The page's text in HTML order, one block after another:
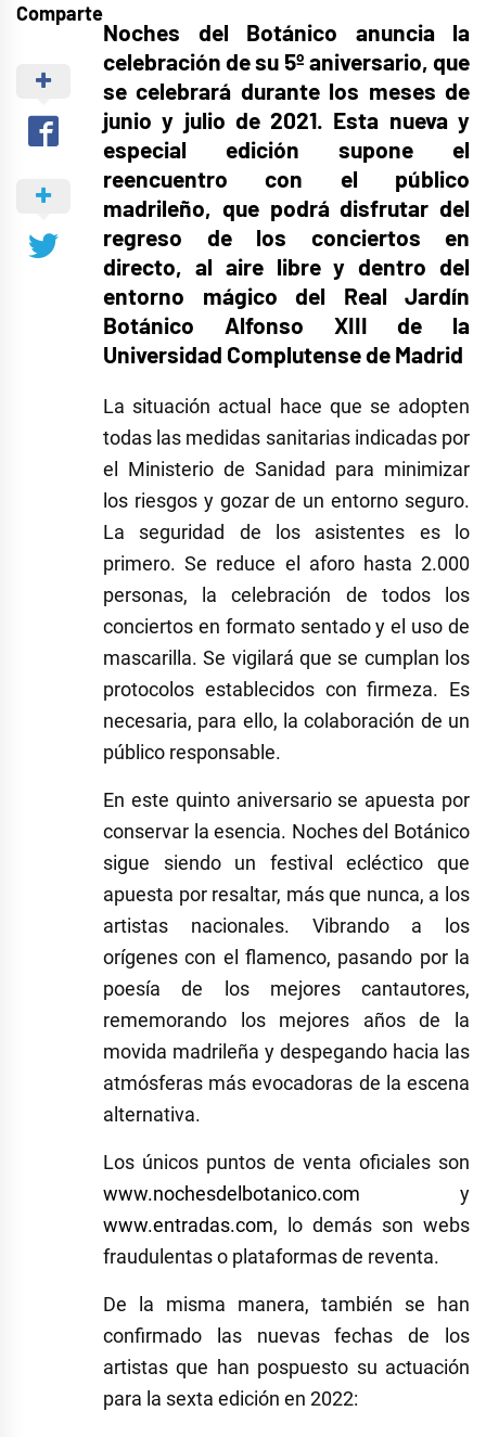
Comparte
Noches del Botánico anuncia la
celebración de su 5º aniversario, que
se celebrará durante los meses de
junio y julio de 2021. Esta nueva y
especial edición supone el
reencuentro con el público
madrileño, que podrá disfrutar del
regreso de los conciertos en
directo, al aire libre y dentro del
entorno mágico del Real Jardín
Botánico Alfonso XIII de la
Universidad Complutense de Madrid
La situación actual hace que se adopten
todas las medidas sanitarias indicadas por
el Ministerio de Sanidad para minimizar
los riesgos y gozar de un entorno seguro.
La seguridad de los asistentes es lo
primero. Se reduce el aforo hasta 2.000
personas, la celebración de todos los
conciertos en formato sentado y el uso de
mascarilla. Se vigilará que se cumplan los
protocolos establecidos con firmeza. Es
necesaria, para ello, la colaboración de un
público responsable.
En este quinto aniversario se apuesta por
conservar la esencia. Noches del Botánico
sigue siendo un festival ecléctico que
apuesta por resaltar, más que nunca, a los
artistas nacionales. Vibrando a los
orígenes con el flamenco, pasando por la
poesía de los mejores cantautores,
rememorando los mejores años de la
movida madrileña y despegando hacia las
atmósferas más evocadoras de la escena
alternativa.
Los únicos puntos de venta oficiales son
www.nochesdelbotanico.com y
www.entradas.com, lo demás son webs
fraudulentas o plataformas de reventa.
De la misma manera, también se han
confirmado las nuevas fechas de los
artistas que han pospuesto su actuación
para la sexta edición en 2022: